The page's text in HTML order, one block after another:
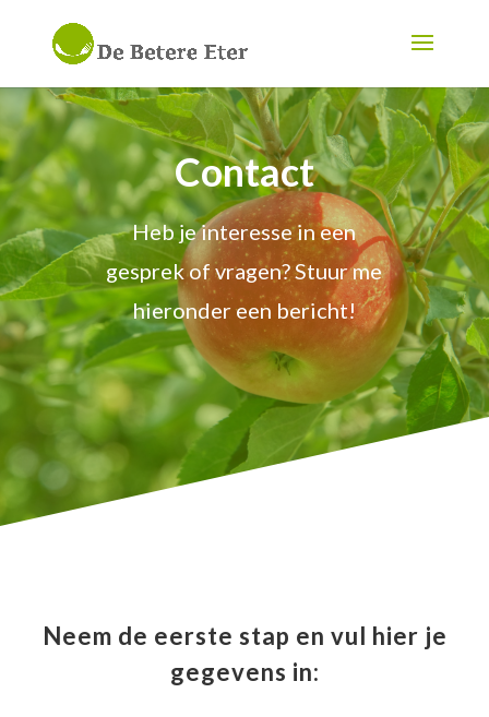
Contact
Heb je interesse in een
gesprek of vragen? Stuur me
hieronder een bericht!
Neem de eerste stap en vul hier je
gegevens in: